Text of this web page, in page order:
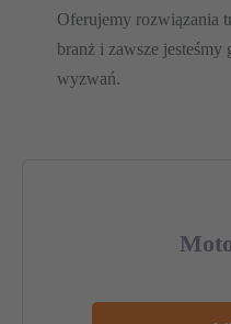
Oferujemy rozwiązania
branż i zawsze
wyzwań.